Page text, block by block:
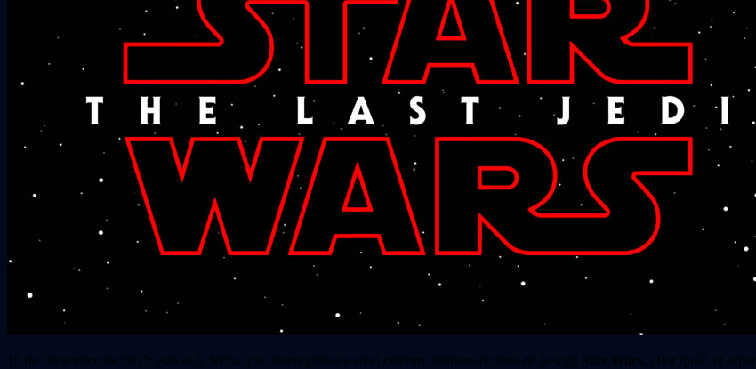
15 de Diciembre de 2017: esta es la fecha que tienen grabada en el cerebro millones de fans de la saga Star Wars . ¿Por qué?, el